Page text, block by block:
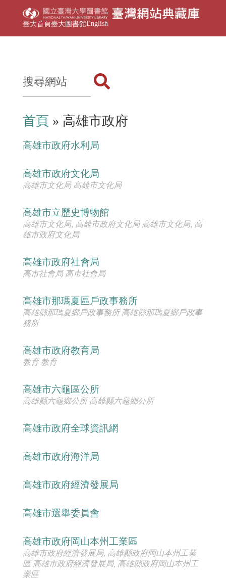
臺大首頁臺大圖書館English
首頁 » 高雄市政府
高雄市政府水利局
高雄市政府文化局
高雄市文化局 高雄市文化局
高雄市立歷史博物館
高雄市文化局, 高雄市政府文化局 高雄市文化局, 高
雄市政府文化局
高雄市政府社會局
高市社會局 高市社會局
高雄市那瑪夏區戶政事務所
高雄縣那瑪夏鄉戶政事務所 高雄縣那瑪夏鄉戶政事
務所
高雄市政府教育局
教育 教育
高雄市六龜區公所
高雄縣六龜鄉公所 高雄縣六龜鄉公所
高雄市政府全球資訊網
高雄市政府海洋局
高雄市政府經濟發展局
高雄市選舉委員會
高雄市政府岡山本州工業區
高雄市政府經濟發展局, 高雄縣政府岡山本州工業
區 高雄市政府經濟發展局, 高雄縣政府岡山本州工
業區